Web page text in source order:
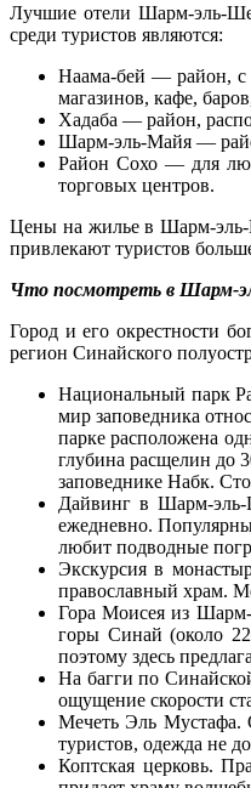
Лучшие отели Шарм-эль-
среди туристов являются:
Наама-бей — район, с
магазинов, кафе,
Хадаба — район,
Шарм-эль-Майя —
Район Сохо — для
торговых центров.
Цены на жилье в Шарм-эль-
привлекают туристов
Что посмотреть в Шарм-
Город и его окрестности
регион Синайского
Национальный парк
мир заповедника
парке расположена
глубина расщелин до
заповеднике Набк.
Дайвинг в Шарм-эль-
ежедневно.
любит подводные
Экскурсия в
православный храм.
Гора Моисея из
горы Синай (около
поэтому здесь
На багги по
ощущение скорости
Мечеть Эль Мустафа.
туристов, одежда не
Коптская церковь.